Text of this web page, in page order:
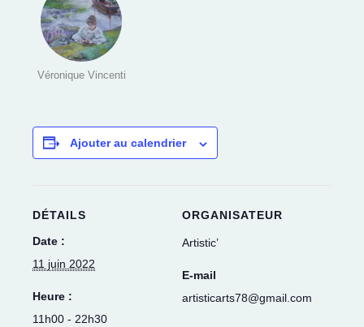
Véronique Vincenti
Ajouter au calendrier
DÉTAILS
Date :
11 juin 2022
Heure :
11h00 - 22h30
ORGANISATEUR
Artistic’
E-mail
artisticarts78@gmail.com